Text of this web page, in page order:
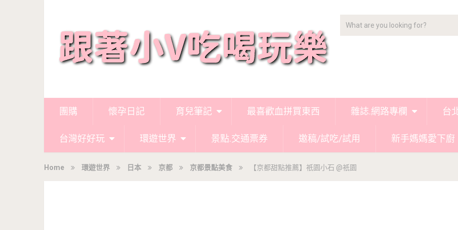
團購 懷孕日記 育兒筆記 最喜歡血拼買東西 雜誌.網路專欄 台
台灣好好玩 環遊世界 景點.交通票券 邀稿/試吃/試用 新手媽媽愛下廚
Home 環遊世界 日本 京都 京都景點美食 【京都甜點推薦】祇園小石 @祇園